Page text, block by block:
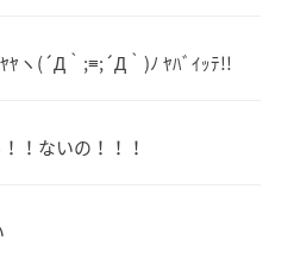
ﾔヽ(´Д｀;≡;´Д｀)ﾉ ﾔﾊﾞｲｯﾃ!!
！ないの！！！